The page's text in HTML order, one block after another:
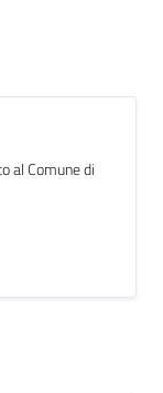
al Comune di